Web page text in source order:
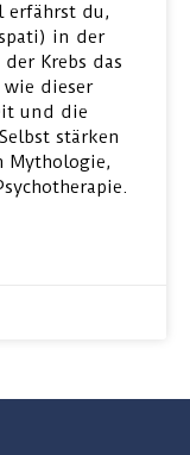
erfährst du,
in der
Krebs das
dieser
und die
stärken
Mythologie,